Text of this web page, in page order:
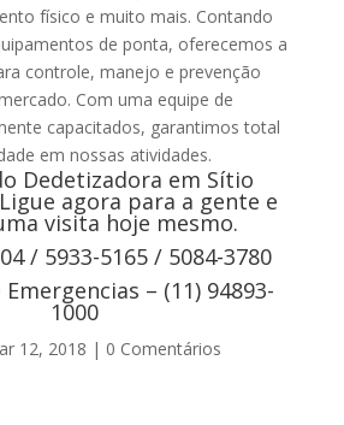
físico e muito mais. Contando
de ponta, oferecemos a
controle, manejo e prevenção
Com uma equipe de
capacitados, garantimos total
em nossas atividades.
Dedetizadora em Sítio
agora para a gente e
visita hoje mesmo.
/ 5933-5165 / 5084-3780
– (11) 94893-
1000
12, 2018 | 0 Comentários